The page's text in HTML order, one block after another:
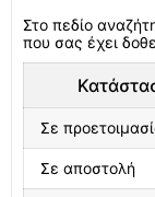
Στο πεδίο
που σας έχει
Σε
Σε αποστολή